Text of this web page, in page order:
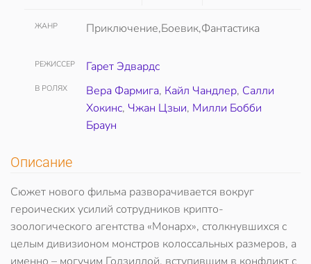
ЖАНР Приключение,Боевик,Фантастика
РЕЖИССЕР Гарет Эдвардс
В РОЛЯХ Вера Фармига, Кайл Чандлер, Салли
Хокинс, Чжан Цзыи, Милли Бобби
Браун
Описание
Сюжет нового фильма разворачивается вокруг
героических усилий сотрудников крипто-
зоологического агентства «Монарх», столкнувшихся с
целым дивизионом монстров колоссальных размеров, а